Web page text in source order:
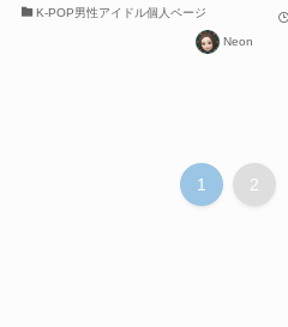
K-POP男性アイドル個人ページ
Neon
1 2